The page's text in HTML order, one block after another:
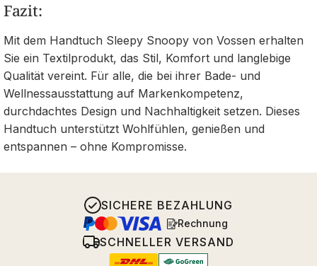
Fazit:
Mit dem Handtuch Sleepy Snoopy von Vossen erhalten
Sie ein Textilprodukt, das Stil, Komfort und langlebige
Qualität vereint. Für alle, die bei ihrer Bade‑ und
Wellnessausstattung auf Markenkompetenz,
durchdachtes Design und Nachhaltigkeit setzen. Dieses
Handtuch unterstützt Wohlfühlen, genießen und
entspannen – ohne Kompromisse.
SICHERE BEZAHLUNG
Rechnung
SCHNELLER VERSAND